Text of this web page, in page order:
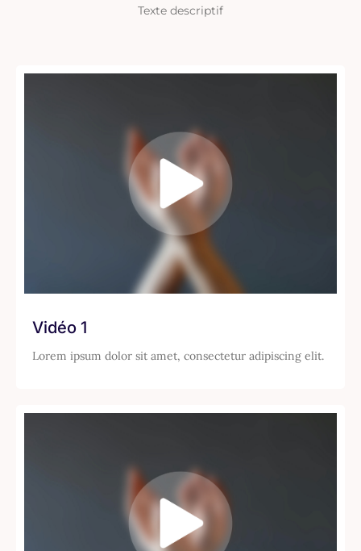
Texte descriptif
Vidéo 1
Lorem ipsum dolor sit amet, consectetur adipiscing elit.